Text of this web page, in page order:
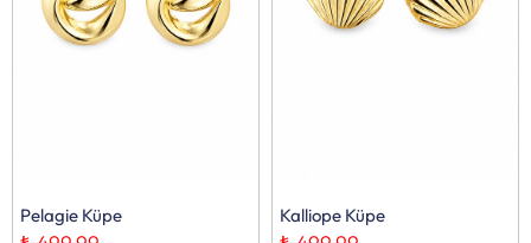
Pelagie Küpe Kalliope Küpe